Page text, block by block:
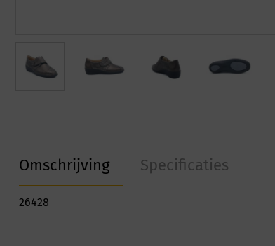
Omschrijving Specificaties
26428